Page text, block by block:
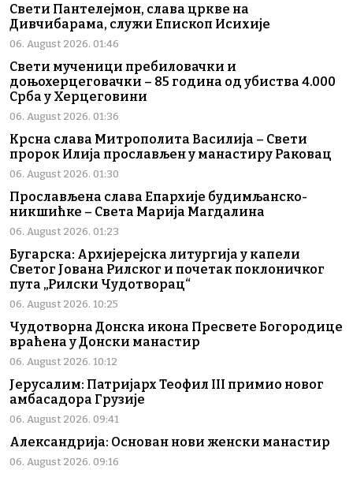
Свети Пантелејмон, слава цркве на
Дивчибарама, служи Епископ Исихије
06. August 2026. 01:46
Свети мученици пребиловачки и
доњохерцеговачки – 85 година од убиства 4.000
Срба у Херцеговини
06. August 2026. 01:36
Крсна слава Митрополита Василија – Свети
пророк Илија прослављен у манастиру Раковац
06. August 2026. 01:30
Прослављена слава Епархије будимљанско-
никшићке – Света Марија Магдалина
06. August 2026. 01:23
Бугарска: Архијерејска литургија у капели
Светог Јована Рилског и почетак поклоничког
пута „Рилски Чудотворац“
06. August 2026. 10:25
Чудотворна Донска икона Пресвете Богородице
враћена у Донски манастир
06. August 2026. 10:12
Јерусалим: Патријарх Теофил III примио новог
амбасадора Грузије
06. August 2026. 09:41
Александрија: Основан нови женски манастир
06. August 2026. 09:16